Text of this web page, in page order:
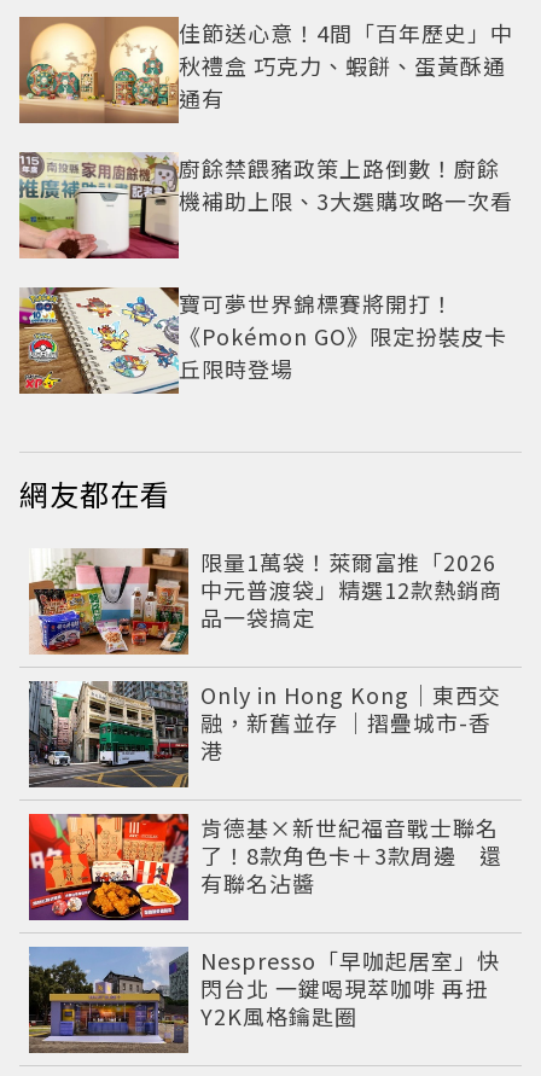
佳節送心意！4間「百年歷史」中
秋禮盒 巧克力、蝦餅、蛋黃酥通
通有
廚餘禁餵豬政策上路倒數！廚餘
機補助上限、3大選購攻略一次看
寶可夢世界錦標賽將開打！
《Pokémon GO》限定扮裝皮卡
丘限時登場
網友都在看
限量1萬袋！萊爾富推「2026
中元普渡袋」精選12款熱銷商
品一袋搞定
Only in Hong Kong｜東西交
融，新舊並存 ｜摺疊城市-香
港
肯德基×新世紀福音戰士聯名
了！8款角色卡＋3款周邊 還
有聯名沾醬
Nespresso「早咖起居室」快
閃台北 一鍵喝現萃咖啡 再扭
Y2K風格鑰匙圈